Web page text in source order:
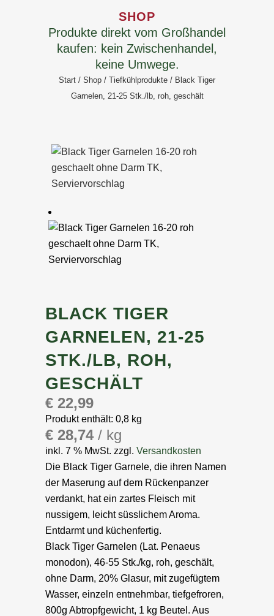
SHOP
Produkte direkt vom Großhandel
kaufen: kein Zwischenhandel,
keine Umwege.
Start / Shop / Tiefkühlprodukte / Black Tiger
Garnelen, 21-25 Stk./lb, roh, geschält
BLACK TIGER
GARNELEN, 21-25
STK./LB, ROH,
GESCHÄLT
€ 22,99
Produkt enthält: 0,8 kg
€ 28,74/ kg
inkl. 7 % MwSt. zzgl. Versandkosten
Die Black Tiger Garnele, die ihren Namen
der Maserung auf dem Rückenpanzer
verdankt, hat ein zartes Fleisch mit
nussigem, leicht süsslichem Aroma.
Entdarmt und küchenfertig.
Black Tiger Garnelen (Lat. Penaeus
monodon), 46-55 Stk./kg, roh, geschält,
ohne Darm, 20% Glasur, mit zugefügtem
Wasser, einzeln entnehmbar, tiefgefroren,
800g Abtropfgewicht, 1 kg Beutel. Aus